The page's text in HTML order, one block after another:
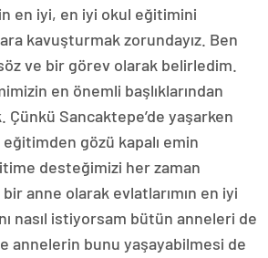
en iyi, en iyi okul eğitimini
kavuşturmak zorundayız. Ben
ve bir görev olarak belirledim.
en önemli başlıklarından
Sancaktepe’de yaşarken
eğitimden gözü kapalı emin
desteğimizi her zaman
anne olarak evlatlarımın en iyi
nasıl istiyorsam bütün anneleri de
annelerin bunu yaşayabilmesi de